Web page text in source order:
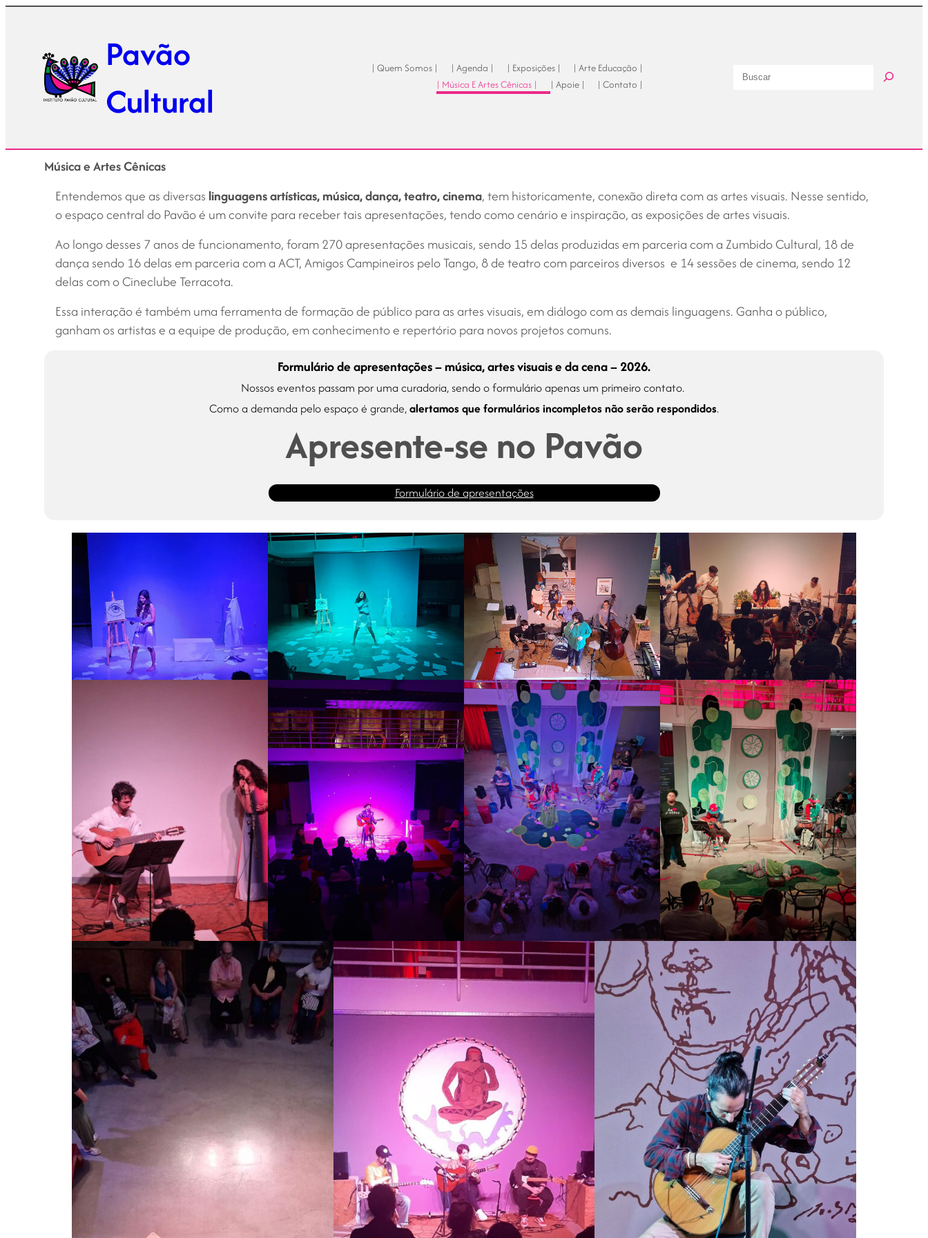
conteúdo
Pavão
Cultural
| Quem Somos | | Agenda | | Exposições |
| Arte Educação |
| Música E Artes Cênicas |
| Apoie | | Contato |
Buscar
Música e Artes Cênicas
Entendemos que as diversas linguagens artísticas, música, dança, teatro, cinema, tem historicamente, conexão direta com as artes visuais. Nesse sentido,
o espaço central do Pavão é um convite para receber tais apresentações, tendo como cenário e inspiração, as exposições de artes visuais.
Ao longo desses 7 anos de funcionamento, foram 270 apresentações musicais, sendo 15 delas produzidas em parceria com a Zumbido Cultural, 18 de
dança sendo 16 delas em parceria com a ACT, Amigos Campineiros pelo Tango, 8 de teatro com parceiros diversos e 14 sessões de cinema, sendo 12
delas com o Cineclube Terracota.
Essa interação é também uma ferramenta de formação de público para as artes visuais, em diálogo com as demais linguagens. Ganha o público,
ganham os artistas e a equipe de produção, em conhecimento e repertório para novos projetos comuns.
Formulário de apresentações – música, artes visuais e da cena – 2026.
Nossos eventos passam por uma curadoria, sendo o formulário apenas um primeiro contato.
Como a demanda pelo espaço é grande,alertamos que formulários incompletos não serão respondidos.
Apresente-se no Pavão
Formulário de apresentações